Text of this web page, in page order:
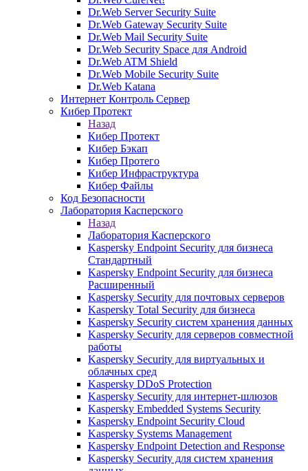
Dr.Web Server Security Suite
Dr.Web Gateway Security Suite
Dr.Web Mail Security Suite
Dr.Web Security Space для Android
Dr.Web ATM Shield
Dr.Web Mobile Security Suite
Dr.Web Katana
Интернет Контроль Сервер
Кибер Протект
Назад
Кибер Протект
Кибер Бэкап
Кибер Протего
Кибер Инфраструктура
Кибер Файлы
Код Безопасности
Лаборатория Касперского
Назад
Лаборатория Касперского
Kaspersky Endpoint Security для бизнеса
Стандартный
Kaspersky Endpoint Security для бизнеса
Расширенный
Kaspersky Security для почтовых серверов
Kaspersky Total Security для бизнеса
Kaspersky Security систем хранения данных
Kaspersky Security для серверов совместной
работы
Kaspersky Security для виртуальных и
облачных сред
Kaspersky DDoS Protection
Kaspersky Security для интернет-шлюзов
Kaspersky Embedded Systems Security
Kaspersky Endpoint Security Cloud
Kaspersky Systems Management
Kaspersky Endpoint Detection and Response
Kaspersky Security для систем хранения